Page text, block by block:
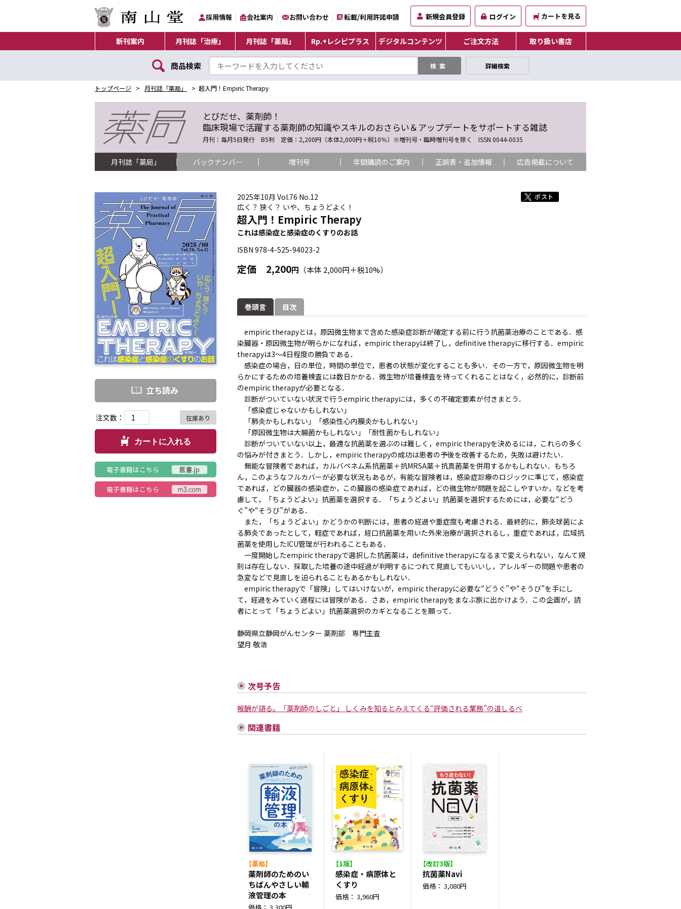
採用情報 会社案内 お問い合わせ 転載/利用許諾申請 新規会員登録 ログイン カートを見る
新刊案内 月刊誌「治療」 月刊誌「薬局」 Rp.+レシピプラス デジタルコンテンツ ご注文方法 取り扱い書店
商品検索 詳細検索
トップページ 月刊誌「薬局」 超入門！Empiric Therapy
とびだせ、薬剤師！
臨床現場で活躍する薬剤師の知識やスキルのおさらい＆アップデートをサポートする雑誌
月刊：毎月5日発行 B5判 定価：2,200円（本体2,000円＋税10％）※増刊号・臨時増刊号を除く ISSN 0044-0035
月刊誌「薬局」 バックナンバー 増刊号 年間購読のご案内 正誤表・追加情報 広告掲載について
立ち読み
注文数： 在庫あり
カートに入れる
電子書籍はこちら
電子書籍はこちら
2025年10月 Vol.76 No.12
広く？ 狭く？ いや、ちょうどよく！
超入門！Empiric Therapy
これは感染症と感染症のくすりのお話
ISBN 978-4-525-94023-2
定価 2,200円 （本体 2,000円＋税10%）
巻頭言 目次
empiric therapyとは，原因微生物まで含めた感染症診断が確定する前に行う抗菌薬治療のことである．感
染臓器・原因微生物が明らかになれば，empiric therapyは終了し，definitive therapyに移行する．empiric
therapyは3～4日程度の勝負である．
感染症の場合，日の単位，時間の単位で，患者の状態が変化することも多い．その一方で，原因微生物を明
らかにするための培養検査には数日かかる．微生物が培養検査を待ってくれることはなく，必然的に，診断前
のempiric therapyが必要となる．
診断がついていない状況で行うempiric therapyには，多くの不確定要素が付きまとう．
「感染症じゃないかもしれない」
「肺炎かもしれない」「感染性心内膜炎かもしれない」
「原因微生物は大腸菌かもしれない」「耐性菌かもしれない」
診断がついていない以上，最適な抗菌薬を選ぶのは難しく，empiric therapyを決めるには，これらの多く
の悩みが付きまとう．しかし，empiric therapyの成功は患者の予後を改善するため，失敗は避けたい．
無能な冒険者であれば，カルバペネム系抗菌薬＋抗MRSA薬＋抗真菌薬を併用するかもしれない．もちろ
ん，このようなフルカバーが必要な状況もあるが，有能な冒険者は，感染症診療のロジックに準じて，感染症
であれば，どの臓器の感染症か，この臓器の感染症であれば，どの微生物が問題を起こしやすいか，などを考
慮して，「ちょうどよい」抗菌薬を選択する．「ちょうどよい」抗菌薬を選択するためには，必要な“どう
ぐ”や“そうび”がある．
また，「ちょうどよい」かどうかの判断には，患者の経過や重症度も考慮される．最終的に，肺炎球菌によ
る肺炎であったとして，軽症であれば，経口抗菌薬を用いた外来治療が選択されるし，重症であれば，広域抗
菌薬を使用したICU管理が行われることもある．
一度開始したempiric therapyで選択した抗菌薬は，definitive therapyになるまで変えられない，なんて規
則は存在しない．採取した培養の途中経過が判明するにつれて見直してもいいし，アレルギーの問題や患者の
急変などで見直しを迫られることもあるかもしれない．
empiric therapyで「冒険」してはいけないが，empiric therapyに必要な“どうぐ”や“そうび”を手にし
て，経過をみていく過程には冒険がある．さあ，empiric therapyをまなぶ旅に出かけよう．この企画が，読
者にとって「ちょうどよい」抗菌薬選択のカギとなることを願って．
静岡県立静岡がんセンター 薬剤部 専門主査
望月 敬浩
次号予告
報酬が語る。「薬剤師のしごと」 しくみを知るとみえてくる“評価される業務”の道しるべ
関連書籍
【薬局】
薬剤師のためのい
ちばんやさしい輸
液管理の本
【1版】
感染症・病原体と
くすり
価格： 3,960円
【改訂3版】
抗菌薬Navi
価格： 3,080円